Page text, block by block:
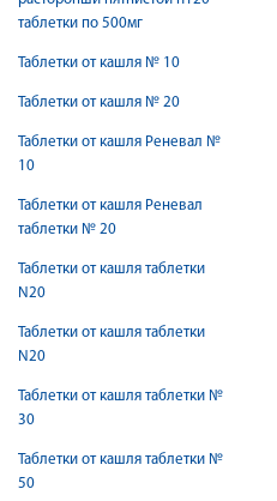
таблетки по 500мг
Таблетки от кашля № 10
Таблетки от кашля № 20
Таблетки от кашля Реневал №
10
Таблетки от кашля Реневал
таблетки № 20
Таблетки от кашля таблетки
N20
Таблетки от кашля таблетки
N20
Таблетки от кашля таблетки №
30
Таблетки от кашля таблетки №
50